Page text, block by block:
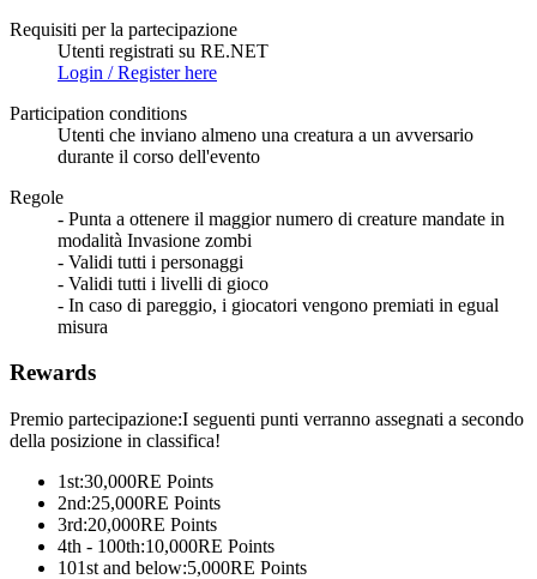
Requisiti per la partecipazione
Utenti registrati su RE.NET
Login / Register here
Participation conditions
Utenti che inviano almeno una creatura a un avversario
durante il corso dell'evento
Regole
- Punta a ottenere il maggior numero di creature mandate in
modalità Invasione zombi
- Validi tutti i personaggi
- Validi tutti i livelli di gioco
- In caso di pareggio, i giocatori vengono premiati in egual
misura
Rewards
Premio partecipazione:I seguenti punti verranno assegnati a secondo
della posizione in classifica!
1st:30,000RE Points
2nd:25,000RE Points
3rd:20,000RE Points
4th - 100th:10,000RE Points
101st and below:5,000RE Points